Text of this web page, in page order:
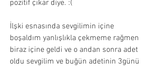
pozitif çıkar diye. :(
İlşki esnasında sevgilimin içine
boşaldım yanlışlıkla çekmeme rağmen
biraz içine geldi ve o andan sonra adet
oldu sevgilim ve buğün adetinin 3günü